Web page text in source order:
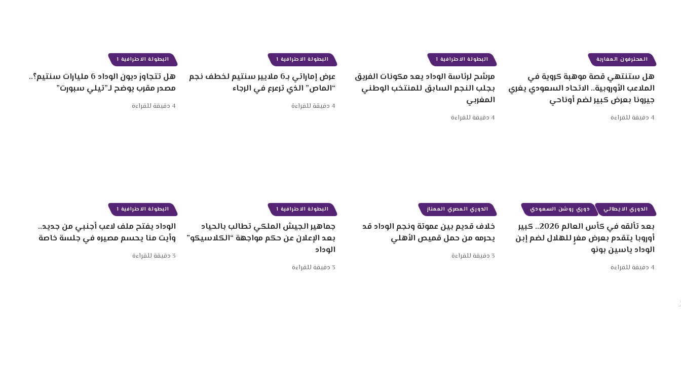
المحترفون المغاربة
هل ستنتهي قصة موهبة كروية في
الملاعب الأوروبية.. الاتحاد السعودي يغري
جيرونا بعرض كبير لضم أوناحي
4 دقيقة للقراءة
البطولة الاحترافية 1
مرشح لرئاسة الوداد يعد مكونات الفريق
بجلب النجم السابق للمنتخب الوطني
المغربي
4 دقيقة للقراءة
البطولة الاحترافية 1
عرض إماراتي بـ6 ملايير سنتيم لخطف نجم
“الماص” الذي ترعرع في الرجاء
4 دقيقة للقراءة
البطولة الاحترافية 1
هل تتجاوز ديون الوداد 6 مليارات سنتيم؟..
مصدر مقرب يوضح لـ”تيلي سبورت”
4 دقيقة للقراءة
الدوري الايطالي دوري روشن السعودي
بعد تألقه في كأس العالم 2026.. كبير
أوروبا يتقدم بعرض مغرٍ للهلال لضم إبن
الوداد ياسين بونو
4 دقيقة للقراءة
الدوري المصري الممتاز
خلاف قديم بين عموتة ونجم الوداد قد
يحرمه من حمل قميص الأهلي
3 دقيقة للقراءة
البطولة الاحترافية 1
جماهير الجيش الملكي تطالب بالحياد
بعد الإعلان عن حكم مواجهة “الكلاسيكو”
الوداد
3 دقيقة للقراءة
البطولة الاحترافية 1
الوداد يفتح ملف لاعب أجنبي من جديد..
وأيت منا يحسم مصيره في جلسة خاصة
3 دقيقة للقراءة